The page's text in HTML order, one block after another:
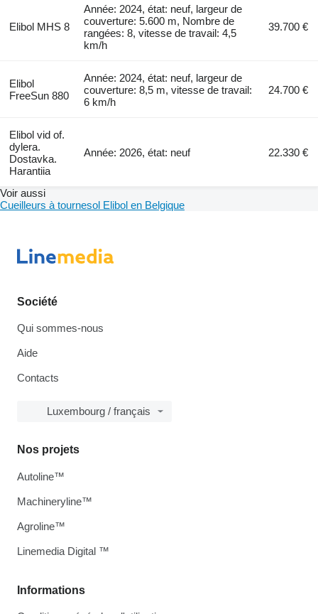
Elibol MHS 8
Année: 2024, état: neuf, largeur de
couverture: 5.600 m, Nombre de
rangées: 8, vitesse de travail: 4,5
km/h
39.700 €
Elibol
FreeSun 880
Année: 2024, état: neuf, largeur de
couverture: 8,5 m, vitesse de travail:
6 km/h
24.700 €
Elibol vid of.
dylera.
Dostavka.
Harantiia
Année: 2026, état: neuf 22.330 €
Voir aussi
Cueilleurs à tournesol Elibol en Belgique
Société
Qui sommes-nous
Aide
Contacts
Luxembourg / français
Informations
Nos projets
Autoline™
Machineryline™
Agroline™
Linemedia Digital ™